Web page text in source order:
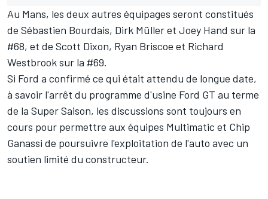
Au Mans, les deux autres équipages seront constitués
de Sébastien Bourdais, Dirk Müller et Joey Hand sur la
#68, et de Scott Dixon, Ryan Briscoe et Richard
Westbrook sur la #69.
Si Ford a confirmé ce qui était attendu de longue date,
à savoir l'arrêt du programme d'usine Ford GT au terme
de la Super Saison, les discussions sont toujours en
cours pour permettre aux équipes Multimatic et Chip
Ganassi de poursuivre l'exploitation de l'auto avec un
soutien limité du constructeur.